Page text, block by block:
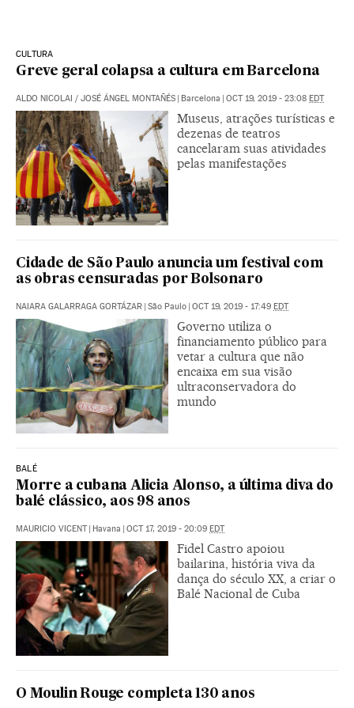
CULTURA
Greve geral colapsa a cultura em Barcelona
ALDO NICOLAI / JOSÉ ÁNGEL MONTAÑÉS | Barcelona | OCT 19, 2019 - 23:08 EDT
Museus, atrações turísticas e
dezenas de teatros
cancelaram suas atividades
pelas manifestações
Cidade de São Paulo anuncia um festival com
as obras censuradas por Bolsonaro
NAIARA GALARRAGA GORTÁZAR | São Paulo | OCT 19, 2019 - 17:49 EDT
Governo utiliza o
financiamento público para
vetar a cultura que não
encaixa em sua visão
ultraconservadora do
mundo
BALÉ
Morre a cubana Alicia Alonso, a última diva do
balé clássico, aos 98 anos
MAURICIO VICENT | Havana | OCT 17, 2019 - 20:09 EDT
Fidel Castro apoiou
bailarina, história viva da
dança do século XX, a criar o
Balé Nacional de Cuba
O Moulin Rouge completa 130 anos